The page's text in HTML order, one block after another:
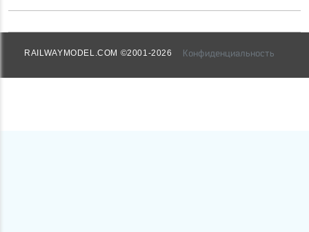
RAILWAYMODEL.COM ©2001-2026 Конфиденциальность